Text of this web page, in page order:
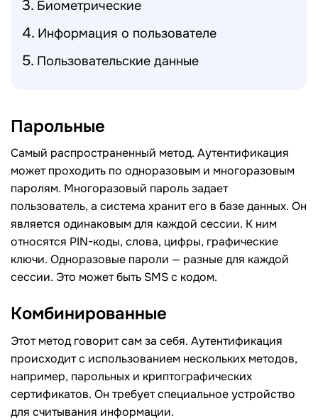
Биометрические
Информация о пользователе
Пользовательские данные
Парольные
Самый распространенный метод. Аутентификация
может проходить по одноразовым и многоразовым
паролям. Многоразовый пароль задает
пользователь, а система хранит его в базе данных. Он
является одинаковым для каждой сессии. К ним
относятся PIN-коды, слова, цифры, графические
ключи. Одноразовые пароли — разные для каждой
сессии. Это может быть SMS с кодом.
Комбинированные
Этот метод говорит сам за себя. Аутентификация
происходит с использованием нескольких методов,
например, парольных и криптографических
сертификатов. Он требует специальное устройство
для считывания информации.